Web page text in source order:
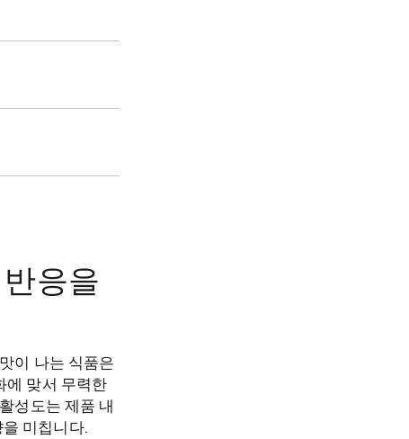
응을
이 나는 식품은
에 맞서 무력한
성도는 제품 내
미칩니다.